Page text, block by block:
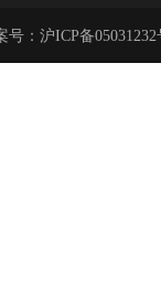
： 沪ICP备05031232